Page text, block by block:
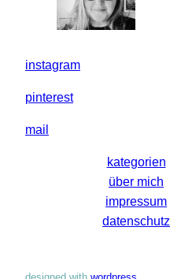
instagram
pinterest
mail
kategorien
über mich
impressum
datenschutz